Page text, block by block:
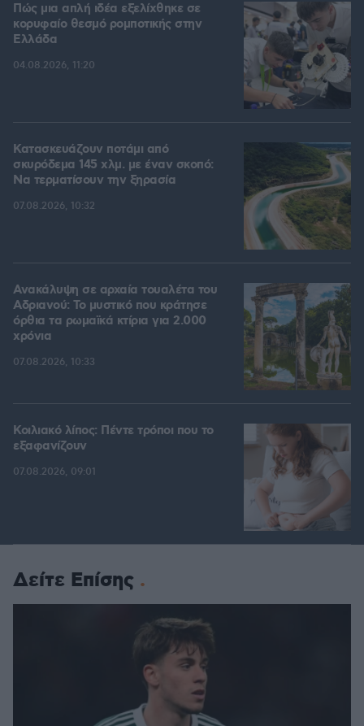
Πώς μια απλή ιδέα εξελίχθηκε σε
κορυφαίο θεσμό ρομποτικής στην
Ελλάδα
04.08.2026, 11:20
Κατασκευάζουν ποτάμι από
σκυρόδεμα 145 χλμ. με έναν σκοπό:
Να τερματίσουν την ξηρασία
07.08.2026, 10:32
Ανακάλυψη σε αρχαία τουαλέτα του
Αδριανού: Το μυστικό που κράτησε
όρθια τα ρωμαϊκά κτίρια για 2.000
χρόνια
07.08.2026, 10:33
Κοιλιακό λίπος: Πέντε τρόποι που το
εξαφανίζουν
07.08.2026, 09:01
Δείτε Επίσης